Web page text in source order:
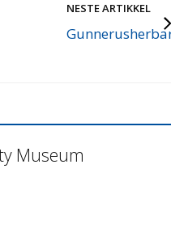
NESTE ARTIKKEL
Museum